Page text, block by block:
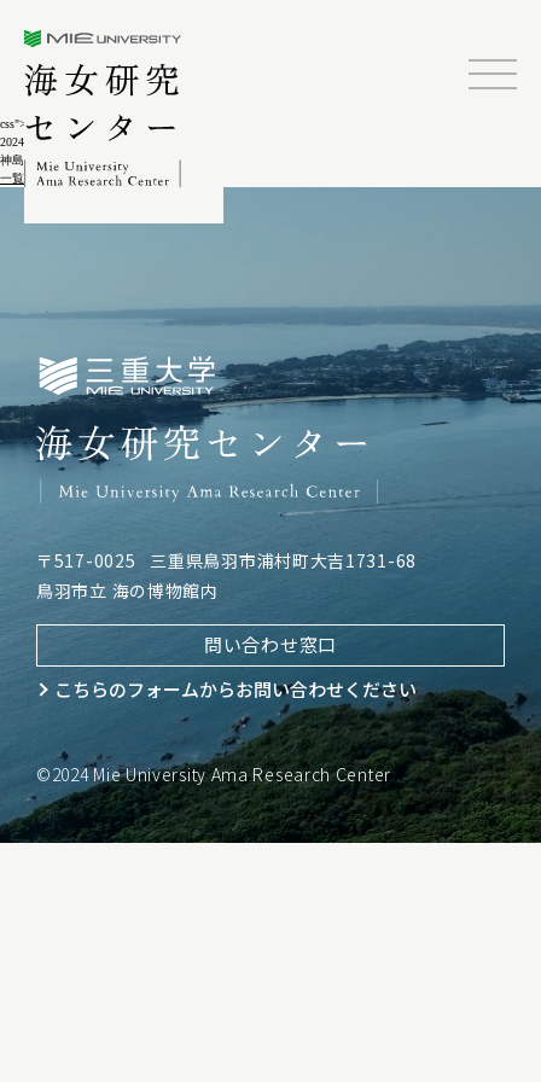
css">
2024.02.04
神島ゲーター祭(アワ･浜へ出発)4-5
一覧に戻る
三重大学海女研究センター
〒517-0025
三重県鳥羽市浦村町大吉1731-68
鳥羽市立 海の博物館内
問い合わせ窓口
こちらのフォームからお問い合わせください
©2024 Mie University Ama Research Center